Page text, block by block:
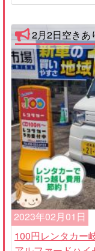
2月2日空きあ
2023年02月01日
100円レンタカー